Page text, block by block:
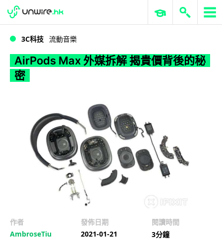
AirPods Max 外媒拆解 揭貴價背後的秘密
WWDC 2026 ERP 與商業 AI
3C科技 流動音樂
AirPods Max 外媒拆解 揭貴價背後的秘
密
作者
AmbroseTiu
發佈日期
2021-01-21
閱讀時間
3分鐘